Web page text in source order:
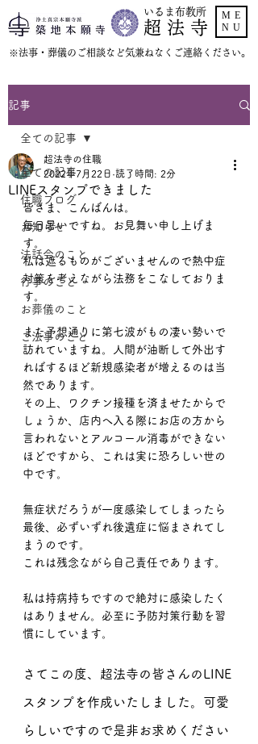
いるま布教所
超 法 寺
​※法事・葬儀のご相談など気兼ねなくご連絡ください。
ME
NU
記事
全ての記事
住職ブログ
お知らせ
法話会のこと
行事のこと
お葬儀のこと
ご法事のこと
全ての記事
LINEスタンプできました
超法寺の住職
2022年7月22日 読了時間: 2分
皆さま、こんばんは。
毎日暑いですね。お見舞い申し上げま
す。
私は遮るものがございませんので熱中症
対策を考えながら法務をこなしておりま
す。
また予想通りに第七波がもの凄い勢いで
訪れていますね。人間が油断して外出す
ればするほど新規感染者が増えるのは当
然であります。
その上、ワクチン接種を済ませたからで
しょうか、店内へ入る際にお店の方から
言われないとアルコール消毒ができない
ほどですから、これは実に恐ろしい世の
中です。
無症状だろうが一度感染してしまったら
最後、必ずいずれ後遺症に悩まされてし
まうのです。
これは残念ながら自己責任であります。
私は持病持ちですので絶対に感染したく
はありません。必至に予防対策行動を習
慣にしています。
さてこの度、超法寺の皆さんのLINE
スタンプを作成いたしました。可愛
らしいですので是非お求めください